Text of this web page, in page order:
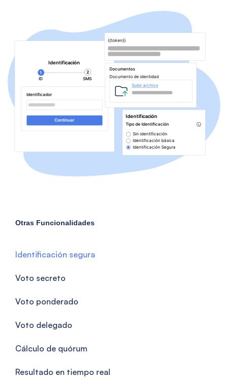
Otras Funcionalidades
Identificación segura
Voto secreto
Voto ponderado
Voto delegado
Cálculo de quórum
Resultado en tiempo real